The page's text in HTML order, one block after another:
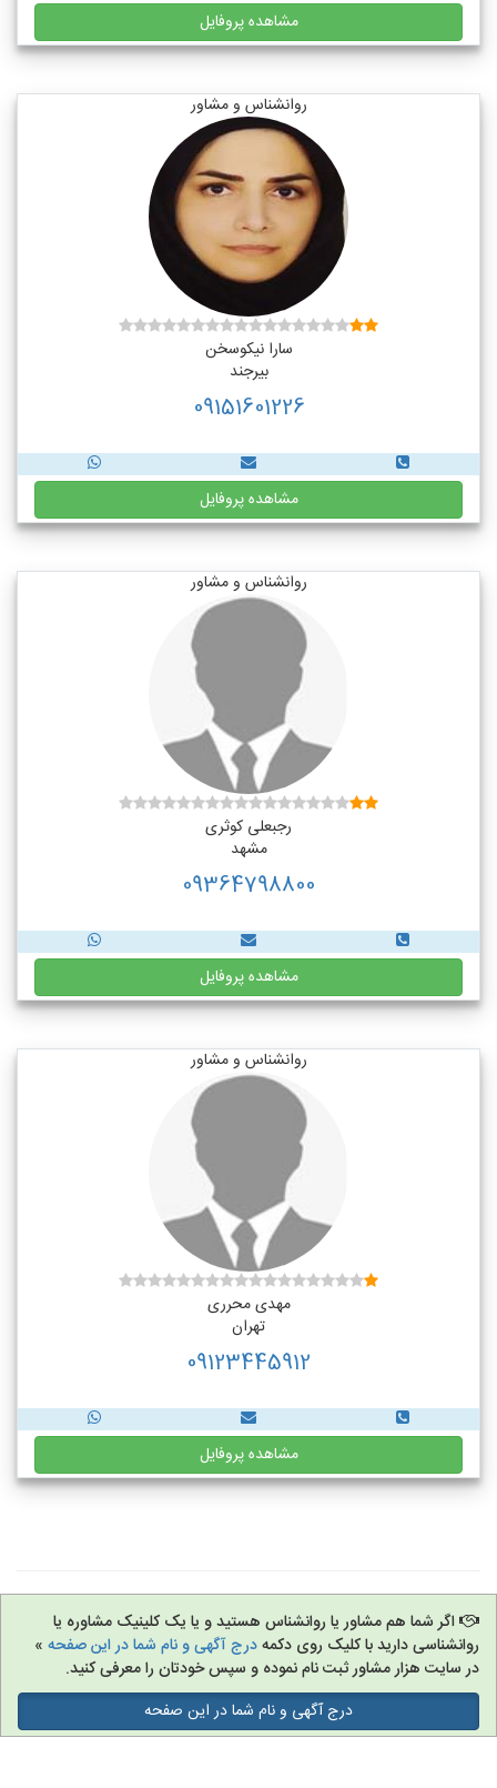
مشاهده پروفایل
روانشناس و مشاور
سارا نیکوسخن
بیرجند
09151601226
مشاهده پروفایل
روانشناس و مشاور
رجبعلی کوثری
مشهد
09364798800
مشاهده پروفایل
روانشناس و مشاور
مهدی محرری
تهران
09123445912
مشاهده پروفایل
اگر شما هم مشاور یا روانشناس هستید و یا یک کلینیک مشاوره یا
روانشناسی دارید با کلیک روی دکمهدرج آگهی و نام شما در این صفحه »
در سایت هزار مشاور ثبت نام نموده و سپس خودتان را معرفی کنید.
درج آگهی و نام شما در این صفحه